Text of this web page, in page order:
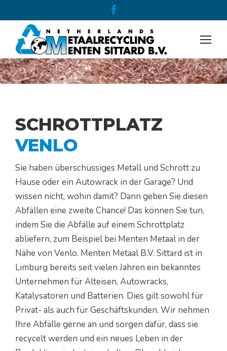
opens
in
new
window
SCHROTTPLATZ
VENLO
Sie haben überschüssiges Metall und Schrott zu
Hause oder ein Autowrack in der Garage? Und
wissen nicht, wohin damit? Dann geben Sie diesen
Abfällen eine zweite Chance! Das können Sie tun,
indem Sie die Abfälle auf einem Schrottplatz
abliefern, zum Beispiel bei Menten Metaal in der
Nähe von Venlo. Menten Metaal B.V. Sittard ist in
Limburg bereits seit vielen Jahren ein bekanntes
Unternehmen für Alteisen, Autowracks,
Katalysatoren und Batterien. Dies gilt sowohl für
Privat- als auch für Geschäftskunden. Wir nehmen
Ihre Abfälle gerne an und sorgen dafür, dass sie
recycelt werden und ein neues Leben in der